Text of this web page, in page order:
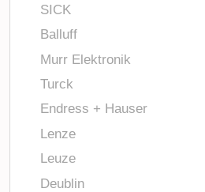
SICK
Balluff
Murr Elektronik
Turck
Endress + Hauser
Lenze
Leuze
Deublin